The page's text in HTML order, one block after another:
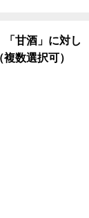
甘酒」に対し
数選択可）